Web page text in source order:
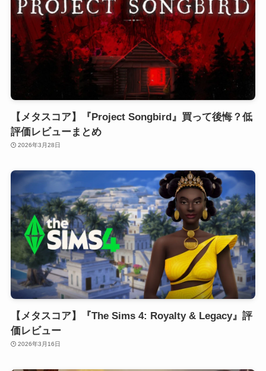
【メタスコア】『Project Songbird』買って後悔？低
評価レビューまとめ
2026年3月28日
【メタスコア】『The Sims 4: Royalty & Legacy』評
価レビュー
2026年3月16日